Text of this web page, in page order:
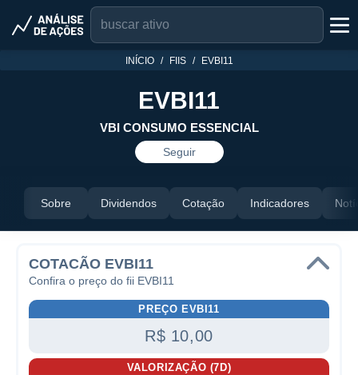
INÍCIO FIIS EVBI11
EVBI11
VBI CONSUMO ESSENCIAL
Seguir
Sobre Dividendos Cotação Indicadores
COTACÃO EVBI11
Confira o preço do fii EVBI11
PREÇO EVBI11
R$ 10,00
VALORIZAÇÃO (7D)